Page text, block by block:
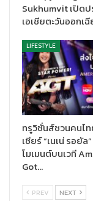
จัดโซนที่พักแล
เหมาะการเลี้ย
เลี้ยงสุนัขพันธุ์
แล้วสัตว์เลี้ยงไ
ถ่ายเทอาจจะเ
เบื่ออาหาร อา
สิ่งแวดล้อมที่พ
ให้สัตว์เลี้ยงที่มี
ภาวะโรคลมแด
Sukhumvit เปิดป
เอเชียตะวันออกเ
LIFESTYLE
ทรูวิชั่นส์ชวนคนไ
เชียร์ “เนเน่ รอยัล
โมเมนต์บนเวที
Got…
PREV NEXT